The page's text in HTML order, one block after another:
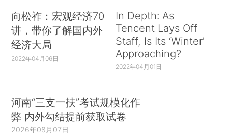
向松祚：宏观经济70
讲，带你了解国内外
经济大局
2022年04月06日
In Depth: As
Tencent Lays Off
Staff, Is Its ‘Winter’
Approaching?
2022年04月01日
河南“三支一扶”考试规模化作
弊 内外勾结提前获取试卷
2026年08月07日